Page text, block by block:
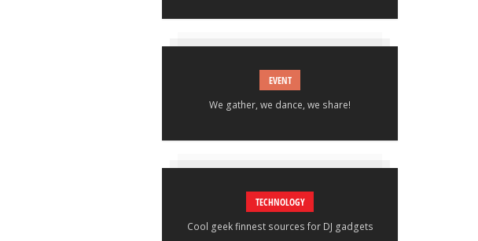
EVENT
We gather, we dance, we share!
TECHNOLOGY
Cool geek finnest sources for DJ gadgets